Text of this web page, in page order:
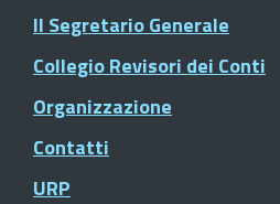
Il Segretario Generale
Collegio Revisori dei Conti
Organizzazione
Contatti
URP